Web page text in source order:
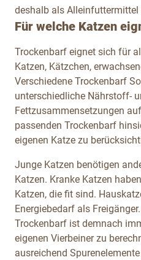
deshalb als Alleinfuttermittel
Für welche Katzen
Trockenbarf eignet sich für
Katzen, Kätzchen,
Verschiedene Trockenbarf
unterschiedliche Nährstoff-
Fettzusammensetzungen
passenden Trockenbarf
eigenen Katze zu
Junge Katzen benötigen
Katzen. Kranke Katzen
Katzen, die fit sind.
Energiebedarf als
Trockenbarf ist demnach
eigenen Vierbeiner zu
ausreichend